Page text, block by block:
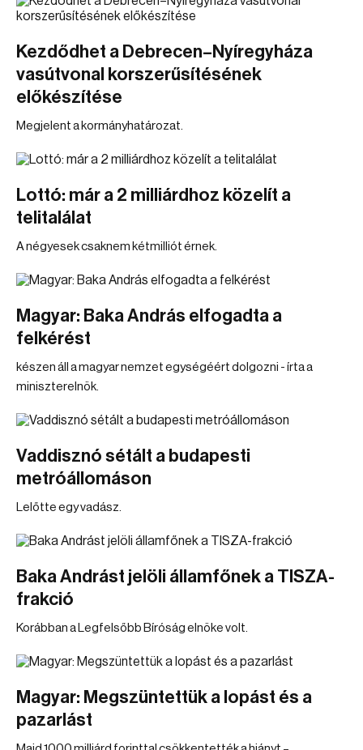
Kezdődhet a Debrecen–Nyíregyháza
vasútvonal korszerűsítésének
előkészítése
Megjelent a kormányhatározat.
Lottó: már a 2 milliárdhoz közelít a
telitalálat
A négyesek csaknem kétmilliót érnek.
Magyar: Baka András elfogadta a
felkérést
készen áll a magyar nemzet egységéért dolgozni - írta a
miniszterelnök.
Vaddisznó sétált a budapesti
metróállomáson
Lelőtte egy vadász.
Baka Andrást jelöli államfőnek a TISZA-
frakció
Korábban a Legfelsőbb Bíróság elnöke volt.
Magyar: Megszüntettük a lopást és a
pazarlást